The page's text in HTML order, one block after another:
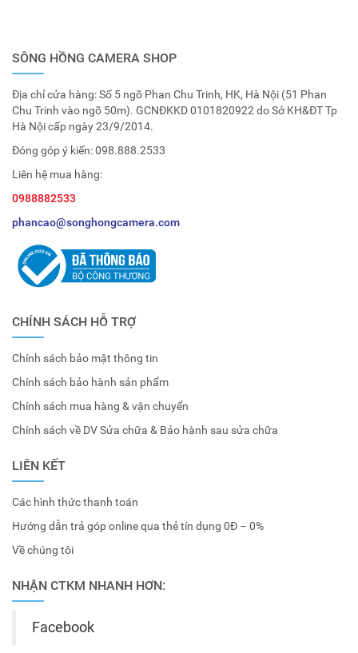
SÔNG HỒNG CAMERA SHOP
Địa chỉ cửa hàng: Số 5 ngõ Phan Chu Trinh, HK, Hà Nội (51 Phan
Chu Trinh vào ngõ 50m). GCNĐKKD 0101820922 do Sở KH&ĐT Tp
Hà Nội cấp ngày 23/9/2014.
Đóng góp ý kiến:098.888.2533
Liên hệ mua hàng:
0988882533
phancao@songhongcamera.com
CHÍNH SÁCH HỖ TRỢ
Chính sách bảo mật thông tin
Chính sách bảo hành sản phẩm
Chính sách mua hàng & vận chuyển
Chính sách về DV Sửa chữa & Bảo hành sau sửa chữa
LIÊN KẾT
Các hình thức thanh toán
Hướng dẫn trả góp online qua thẻ tín dụng 0Đ – 0%
Về chúng tôi
NHẬN CTKM NHANH HƠN:
Facebook